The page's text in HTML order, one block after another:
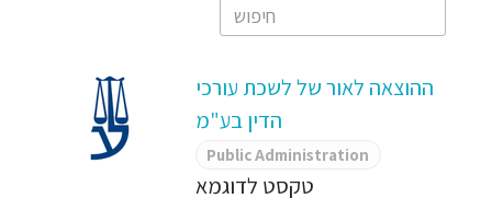
ההוצאה לאור של לשכת עורכי
הדין בע"מ
Public Administration
טקסט לדוגמא